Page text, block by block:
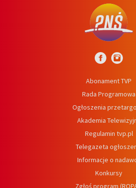
Abonament TVP
Rada Programowa
Ogłoszenia
Akademia
Regulamin tvp.pl
Telegazeta
Informacje o
Konkursy
Zgłoś program